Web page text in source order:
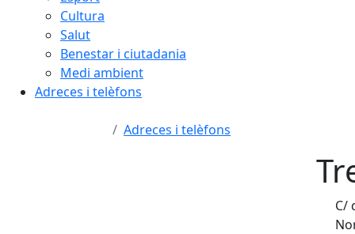
Cultura
Salut
Benestar i ciutadania
Medi ambient
Adreces i telèfons
Adreces i telèfons
C/